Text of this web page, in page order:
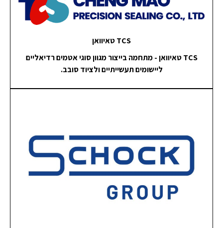
TCS טאיוואן
TCS טאיוואן - מתחמה בייצור מגוון סוגי אטמים רדיאליים
ליישומים תעשייתיים ולציוד סובב.